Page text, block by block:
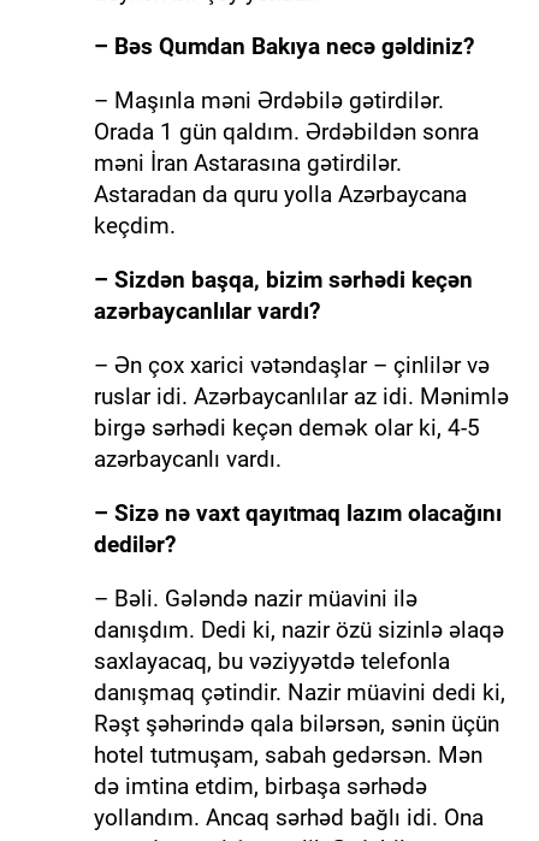
– Bəs Qumdan Bakıya necə gəldiniz?
– Maşınla məni Ərdəbilə gətirdilər.
Orada 1 gün qaldım. Ərdəbildən sonra
məni İran Astarasına gətirdilər.
Astaradan da quru yolla Azərbaycana
keçdim.
– Sizdən başqa, bizim sərhədi keçən
azərbaycanlılar vardı?
– Ən çox xarici vətəndaşlar – çinlilər və
ruslar idi. Azərbaycanlılar az idi. Mənimlə
birgə sərhədi keçən demək olar ki, 4-5
azərbaycanlı vardı.
– Sizə nə vaxt qayıtmaq lazım olacağını
dedilər?
– Bəli. Gələndə nazir müavini ilə
danışdım. Dedi ki, nazir özü sizinlə əlaqə
saxlayacaq, bu vəziyyətdə telefonla
danışmaq çətindir. Nazir müavini dedi ki,
Rəşt şəhərində qala bilərsən, sənin üçün
hotel tutmuşam, sabah gedərsən. Mən
də imtina etdim, birbaşa sərhədə
yollandım. Ancaq sərhəd bağlı idi. Ona